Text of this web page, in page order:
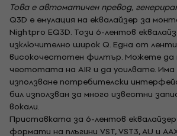
Това е автоматичен превод,
Q3D е емулация на еквалайзер за
Nightpro EQ3D. Този 6-лентов
изключително широк Q. Една от
високочестотен филтър. Можете да
честотата на AIR и да усилвате. Има
използване потребителски
бил използван за много известни
вокали.
Приставката за 6-лентов
формати на плъгини VST, VST3, AU и